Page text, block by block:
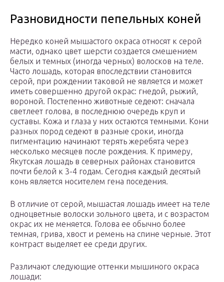
Разновидности пепельных коней
Нередко коней мышастого окраса относят к серой
масти, однако цвет шерсти создается смешением
белых и темных (иногда черных) волосков на теле.
Часто лошадь, которая впоследствии становится
серой, при рождении таковой не является и может
иметь совершенно другой окрас: гнедой, рыжий,
вороной. Постепенно животные седеют: сначала
светлеет голова, в последнюю очередь круп и
суставы. Кожа и глаза у них остаются темными. Кони
разных пород седеют в разные сроки, иногда
пигментацию начинают терять жеребята через
несколько месяцев после рождения. К примеру,
Якутская лошадь в северных районах становится
почти белой к 3-4 годам. Сегодня каждый десятый
конь является носителем гена поседения.
В отличие от серой, мышастая лошадь имеет на теле
одноцветные волоски зольного цвета, и с возрастом
окрас их не меняется. Голова ее обычно более
темная, грива, хвост и ремень на спине черные. Этот
контраст выделяет ее среди других.
Различают следующие оттенки мышиного окраса
лошади: